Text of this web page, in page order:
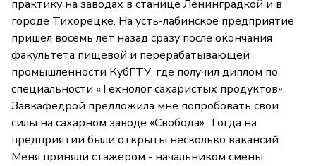
практику на заводах в станице Ленинградкой и в
городе Тихорецке. На усть-лабинское предприятие
пришел восемь лет назад сразу после окончания
факультета пищевой и перерабатывающей
промышленности КубГТУ, где получил диплом по
специальности «Технолог сахаристых продуктов».
Завкафедрой предложила мне попробовать свои
силы на сахарном заводе «Свобода». Тогда на
предприятии были открыты несколько вакансий.
Меня приняли стажером - начальником смены.